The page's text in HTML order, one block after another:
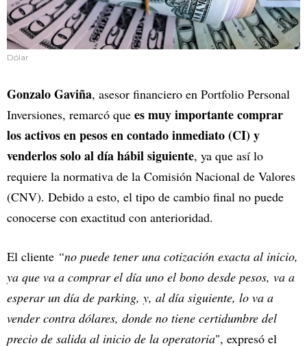
Dólar
Gonzalo Gaviña, asesor financiero en Portfolio Personal
Inversiones, remarcó que es muy importante comprar
los activos en pesos en contado inmediato (CI) y
venderlos solo al día hábil siguiente, ya que así lo
requiere la normativa de la Comisión Nacional de Valores
(CNV). Debido a esto, el tipo de cambio final no puede
conocerse con exactitud con anterioridad.
El cliente “no puede tener una cotización exacta al inicio,
ya que va a comprar el día uno el bono desde pesos, va a
esperar un día de parking, y, al día siguiente, lo va a
vender contra dólares, donde no tiene certidumbre del
precio de salida al inicio de la operatoria", expresó el